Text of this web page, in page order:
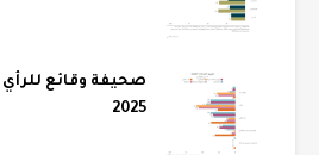
صحيفة وقائع
2025